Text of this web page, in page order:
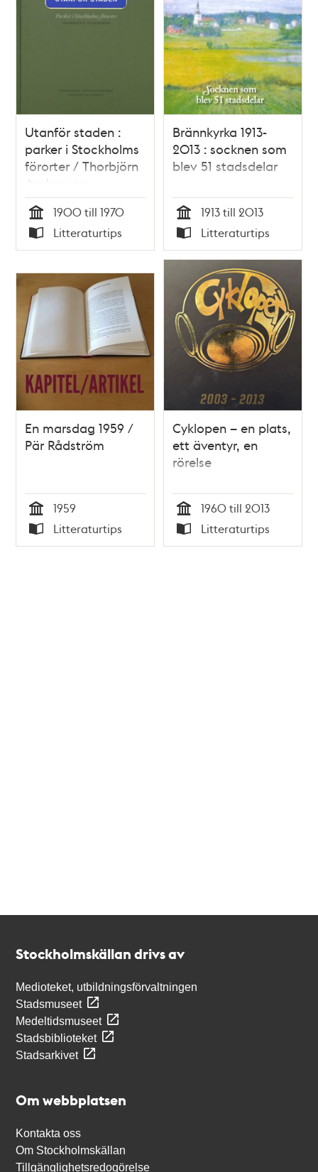
Utanför staden :
parker i Stockholms
förorter / Thorbjörn
Andersson
Tid
1900 till 1970
Typ
Litteraturtips
Brännkyrka 1913-
2013 : socknen som
blev 51 stadsdelar
Tid
1913 till 2013
Typ
Litteraturtips
En marsdag 1959 /
Pär Rådström
Tid
1959
Typ
Litteraturtips
Cyklopen – en plats,
ett äventyr, en
rörelse
Tid
1960 till 2013
Typ
Litteraturtips
Stockholmskällan drivs av
Medioteket, utbildningsförvaltningen
Stadsmuseet
Medeltidsmuseet
Stadsbiblioteket
Stadsarkivet
Om webbplatsen
Kontakta oss
Om Stockholmskällan
Tillgänglighetsredogörelse